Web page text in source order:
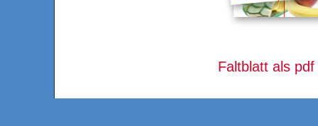
Faltblatt als